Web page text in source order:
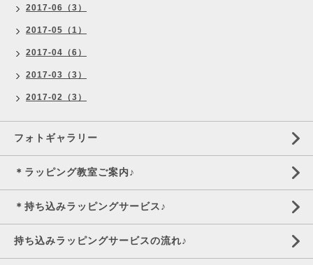
2017-06（3）
2017-05（1）
2017-04（6）
2017-03（3）
2017-02（3）
フォトギャラリー
＊ラッピング教室ご案内♪
＊持ち込みラッピングサービス♪
持ち込みラッピングサービスの流れ♪